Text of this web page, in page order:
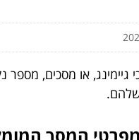
גיימינג, או מסכים, מספר
המסך